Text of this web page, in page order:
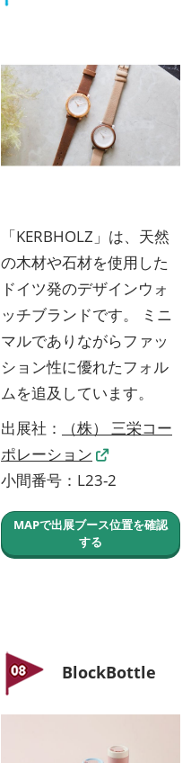
「KERBHOLZ」は、天然
の木材や石材を使用した
ドイツ発のデザインウォ
ッチブランドです。 ミニ
マルでありながらファッ
ション性に優れたフォル
ムを追及しています。
出展社：
（株） 三栄コー
ポレーション
小間番号：L23-2
MAPで出展ブース位置を確認
する
BlockBottle